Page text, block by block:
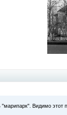
Видимо этот